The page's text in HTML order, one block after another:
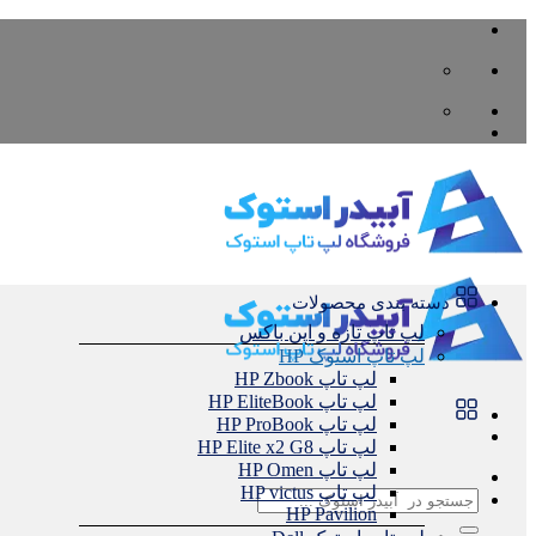
Skip
content
جستجو
دسته بندی محصولات
لپ تاپ تازه و اپن باکس
لپ تاپ استوک HP
لپ تاپ HP Zbook
لپ تاپ HP EliteBook
لپ تاپ HP ProBook
لپ تاپ HP Elite x2 G8
لپ تاپ HP Omen
لپ تاپ HP victus
HP Pavilion